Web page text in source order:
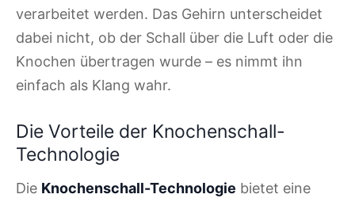
verarbeitet werden. Das Gehirn unterscheidet
dabei nicht, ob der Schall über die Luft oder die
Knochen übertragen wurde – es nimmt ihn
einfach als Klang wahr.
Die Vorteile der Knochenschall-
Technologie
Die Knochenschall-Technologie bietet eine